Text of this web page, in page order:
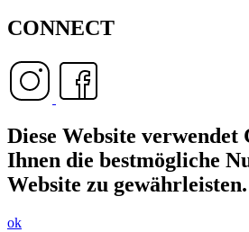
CONNECT
Diese Website verwendet
Ihnen die bestmögliche
Website zu gewährleisten.
ok